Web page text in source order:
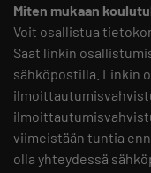
Miten mukaan
Voit osallistua
Saat linkin
sähköpostilla. Linkin
viimeistään tuntia
olla yhteydessä